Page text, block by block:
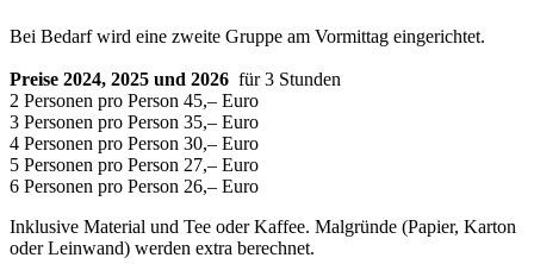
Bei Bedarf wird eine zweite Gruppe am Vormittag eingerichtet.
Preise 2024, 2025 und 2026 für 3 Stunden
2 Personen pro Person 45,– Euro
3 Personen pro Person 35,– Euro
4 Personen pro Person 30,– Euro
5 Personen pro Person 27,– Euro
6 Personen pro Person 26,– Euro
Inklusive Material und Tee oder Kaffee. Malgründe (Papier, Karton
oder Leinwand) werden extra berechnet.